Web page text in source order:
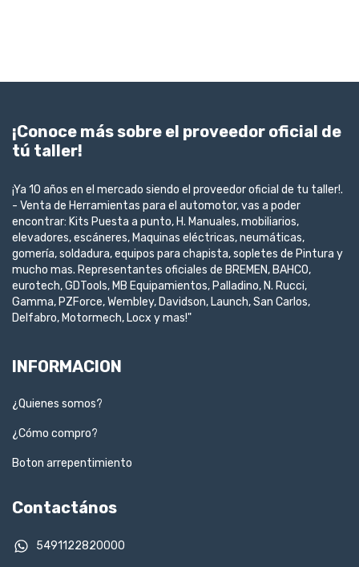
¡Conoce más sobre el proveedor oficial de
tú taller!
¡Ya 10 años en el mercado siendo el proveedor oficial de tu taller!.
- Venta de Herramientas para el automotor, vas a poder
encontrar: Kits Puesta a punto, H. Manuales, mobiliarios,
elevadores, escáneres, Maquinas eléctricas, neumáticas,
gomería, soldadura, equipos para chapista, sopletes de Pintura y
mucho mas. Representantes oficiales de BREMEN, BAHCO,
eurotech, GDTools, MB Equipamientos, Palladino, N. Rucci,
Gamma, PZForce, Wembley, Davidson, Launch, San Carlos,
Delfabro, Motormech, Locx y mas!"
INFORMACION
¿Quienes somos?
¿Cómo compro?
Boton arrepentimiento
Contactános
5491122820000